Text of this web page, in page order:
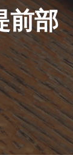
前部